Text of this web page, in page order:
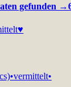
gefunden